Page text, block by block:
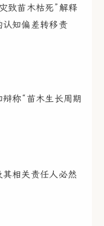
致苗木枯死”解释
知偏差转移责
称“苗木生长周期
相关责任人必然